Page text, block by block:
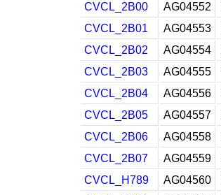
CVCL_2B00
AG04552
CVCL_2B01
AG04553
CVCL_2B02
AG04554
CVCL_2B03
AG04555
CVCL_2B04
AG04556
CVCL_2B05
AG04557
CVCL_2B06
AG04558
CVCL_2B07
AG04559
CVCL_H789
AG04560